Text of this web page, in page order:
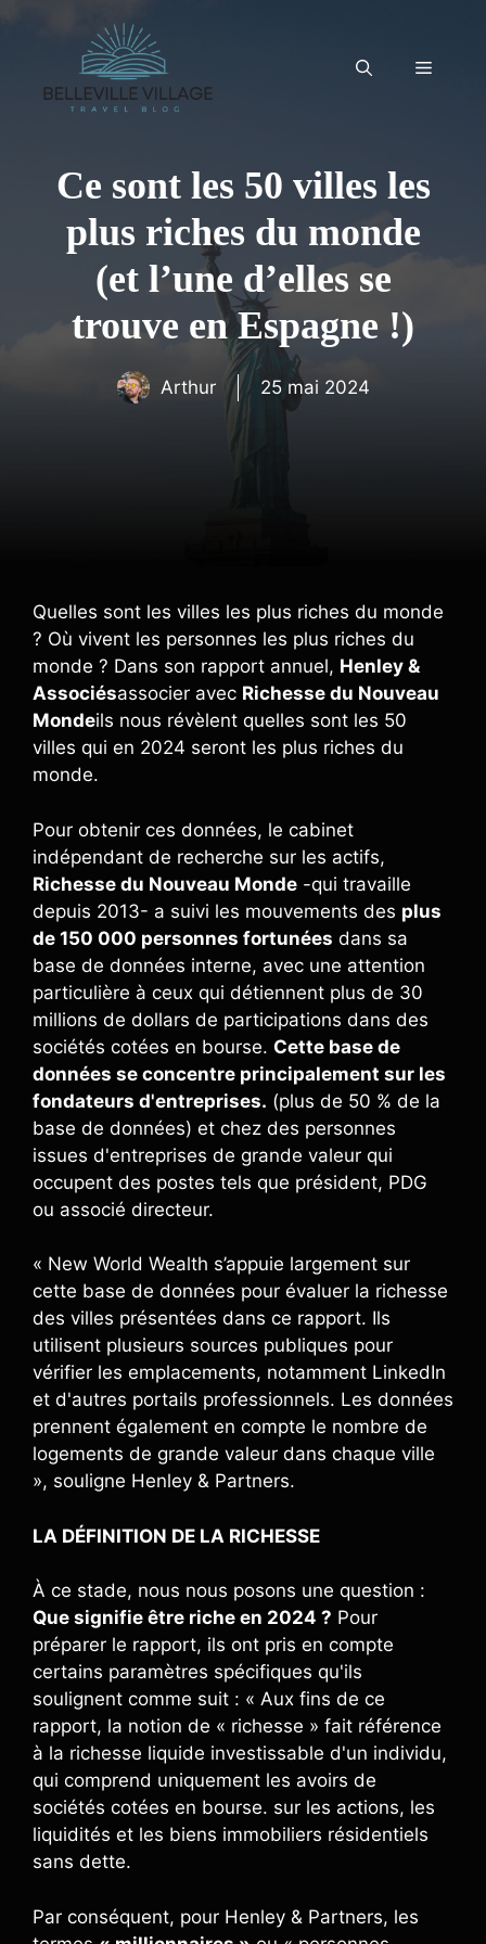
Menu
Ce sont les 50 villes les
plus riches du monde
(et l’une d’elles se
trouve en Espagne !)
Arthur 25 mai 2024
Quelles sont les villes les plus riches du monde
? Où vivent les personnes les plus riches du
monde ? Dans son rapport annuel, Henley &
Associésassocier avec Richesse du Nouveau
Mondeils nous révèlent quelles sont les 50
villes qui en 2024 seront les plus riches du
monde.
Pour obtenir ces données, le cabinet
indépendant de recherche sur les actifs,
Richesse du Nouveau Monde -qui travaille
depuis 2013- a suivi les mouvements des plus
de 150 000 personnes fortunées dans sa
base de données interne, avec une attention
particulière à ceux qui détiennent plus de 30
millions de dollars de participations dans des
sociétés cotées en bourse. Cette base de
données se concentre principalement sur les
fondateurs d'entreprises. (plus de 50 % de la
base de données) et chez des personnes
issues d'entreprises de grande valeur qui
occupent des postes tels que président, PDG
ou associé directeur.
« New World Wealth s’appuie largement sur
cette base de données pour évaluer la richesse
des villes présentées dans ce rapport. Ils
utilisent plusieurs sources publiques pour
vérifier les emplacements, notamment LinkedIn
et d'autres portails professionnels. Les données
prennent également en compte le nombre de
logements de grande valeur dans chaque ville
», souligne Henley & Partners.
LA DÉFINITION DE LA RICHESSE
À ce stade, nous nous posons une question :
Que signifie être riche en 2024 ? Pour
préparer le rapport, ils ont pris en compte
certains paramètres spécifiques qu'ils
soulignent comme suit : « Aux fins de ce
rapport, la notion de « richesse » fait référence
à la richesse liquide investissable d'un individu,
qui comprend uniquement les avoirs de
sociétés cotées en bourse. sur les actions, les
liquidités et les biens immobiliers résidentiels
sans dette.
Par conséquent, pour Henley & Partners, les